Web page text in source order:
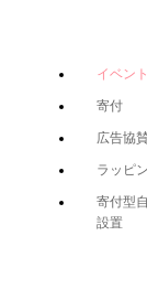
イベン
寄付
広告協
ラッピ
寄付型
設置